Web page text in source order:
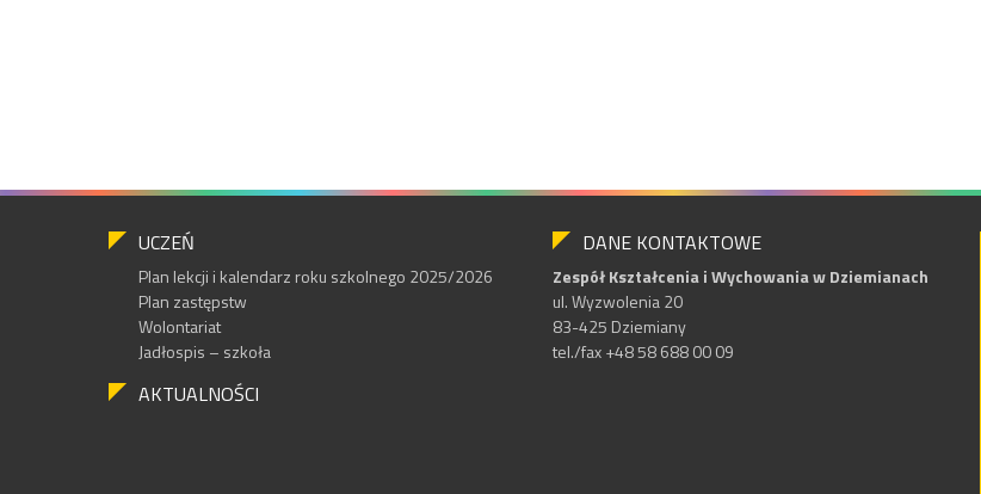
UCZEŃ
Plan lekcji i kalendarz roku szkolnego 2025/2026
Plan zastępstw
Wolontariat
Jadłospis – szkoła
AKTUALNOŚCI
DANE KONTAKTOWE
Zespół Kształcenia i Wychowania w Dziemianach
ul. Wyzwolenia 20
83-425 Dziemiany
tel./fax +48 58 688 00 09